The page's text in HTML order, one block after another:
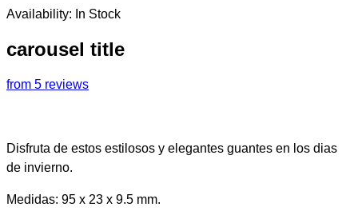
Availability: In Stock
carousel title
from 5 reviews
Disfruta de estos estilosos y elegantes guantes en los dias
de invierno.
Medidas: 95 x 23 x 9.5 mm.